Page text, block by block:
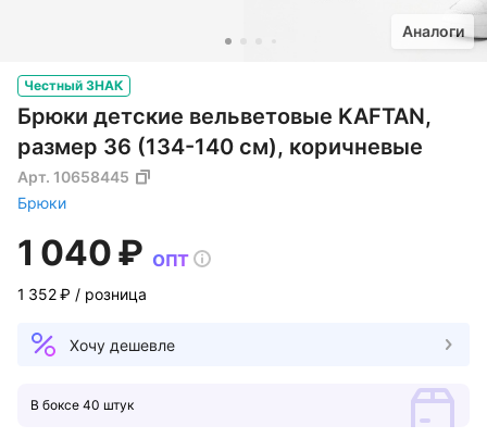
Аналоги
Честный ЗНАК
Брюки детские вельветовые KAFTAN,
размер 36 (134-140 см), коричневые
Арт. 10658445
Брюки
1 040 ₽ опт
1 352 ₽ / розница
Хочу дешевле
В боксе 40 штук